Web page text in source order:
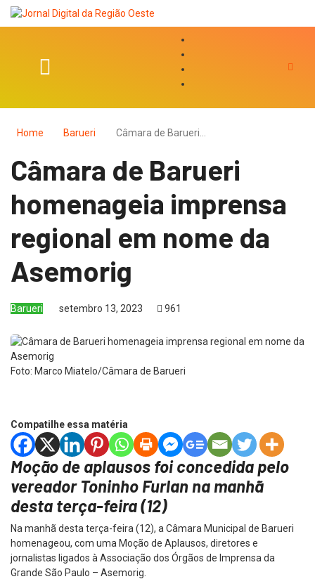
Home Barueri Câmara de Barueri…
Câmara de Barueri
homenageia imprensa
regional em nome da
Asemorig
Barueri setembro 13, 2023 961
Foto: Marco Miatelo/Câmara de Barueri
Compatilhe essa matéria
Moção de aplausos foi concedida pelo
vereador Toninho Furlan na manhã
desta terça-feira (12)
Na manhã desta terça-feira (12), a Câmara Municipal de Barueri
homenageou, com uma Moção de Aplausos, diretores e
jornalistas ligados à Associação dos Órgãos de Imprensa da
Grande São Paulo – Asemorig.